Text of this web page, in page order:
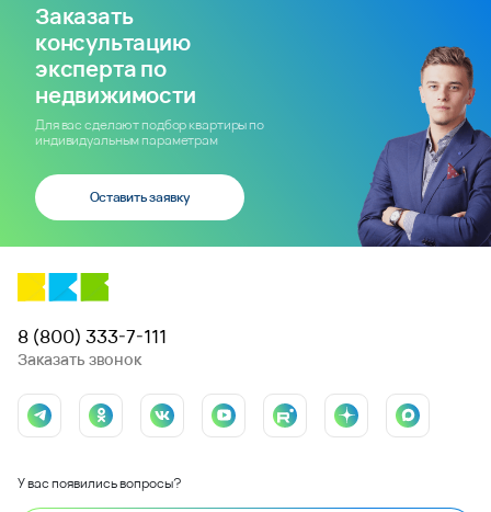
Заказать
консультацию
эксперта по
недвижимости
Для вас сделают подбор квартиры по
индивидуальным параметрам
Оставить заявку
8 (800) 333-7-111
Заказать звонок
У вас появились вопросы?